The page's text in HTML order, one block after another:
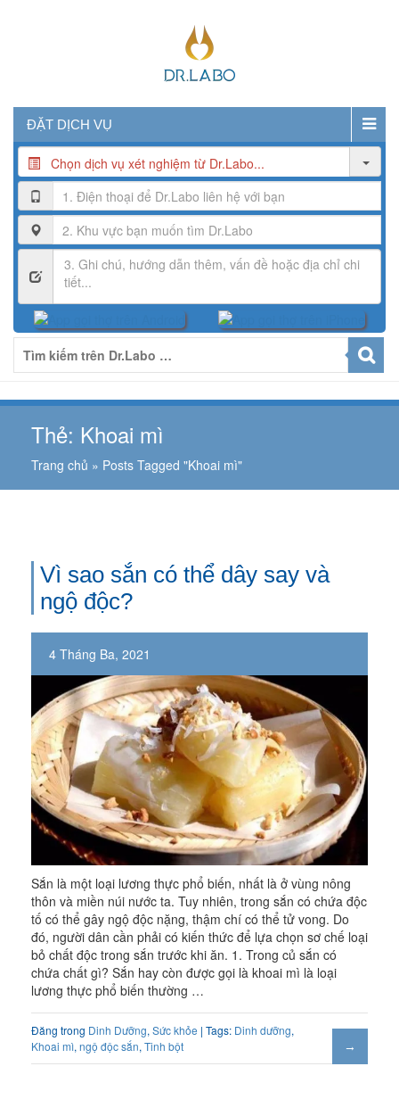
ĐẶT DỊCH VỤ
Chọn dịch vụ xét nghiệm từ Dr.Labo...
Thẻ: Khoai mì
Trang chủ » Posts Tagged "Khoai mì"
Vì sao sắn có thể dây say và
ngộ độc?
4 Tháng Ba, 2021
Sắn là một loại lương thực phổ biến, nhất là ở vùng nông
thôn và miền núi nước ta. Tuy nhiên, trong sắn có chứa độc
tố có thể gây ngộ độc nặng, thậm chí có thể tử vong. Do
đó, người dân cần phải có kiến thức để lựa chọn sơ chế loại
bỏ chất độc trong sắn trước khi ăn. 1. Trong củ sắn có
chứa chất gì? Sắn hay còn được gọi là khoai mì là loại
lương thực phổ biến thường …
Đăng trong Dinh Dưỡng, Sức khỏe | Tags: Dinh dưỡng,
Khoai mì, ngộ độc sắn, Tinh bột